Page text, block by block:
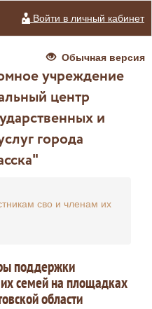
Войти в личный кабинет
Обычная версия
учреждение
центр
и
города
сво и членам их
поддержки
семей на площадках
области